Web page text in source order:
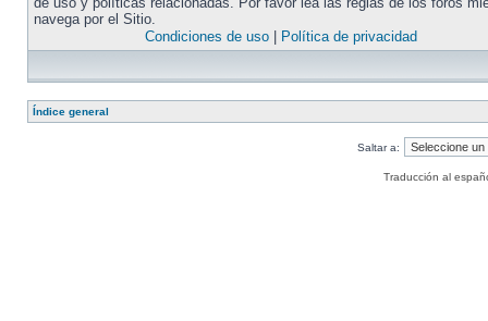
navega por el Sitio.
Condiciones de uso| Política de privacidad
Índice general
Saltar a:
Traducción al